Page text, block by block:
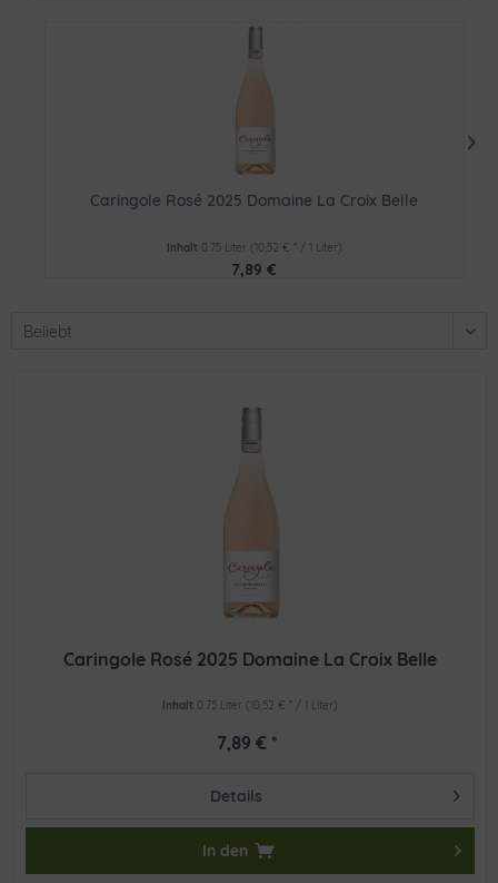
Caringole Rosé 2025 Domaine La Croix Belle
Inhalt 0.75 Liter (10,52 € * / 1 Liter)
7,89 €
Caringole Rosé 2025 Domaine La Croix Belle
Inhalt 0.75 Liter (10,52 € * / 1 Liter)
7,89 € *
Details
In den